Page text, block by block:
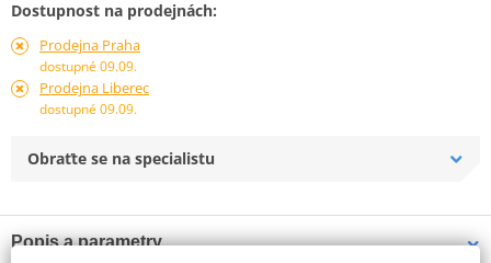
Dostupnost na prodejnách:
Prodejna Praha
dostupné 09.09.
Prodejna Liberec
dostupné 09.09.
Obraťte se na specialistu
Popis a parametry